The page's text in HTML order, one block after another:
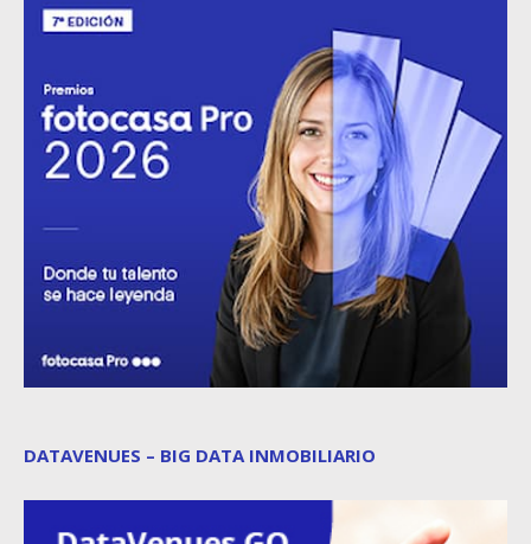
DATAVENUES – BIG DATA INMOBILIARIO